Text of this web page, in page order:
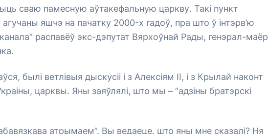
сваю памесную аўтакефальную царкву. Такі пункт
яшчэ на пачатку 2000-х гадоў, пра што ў інтэрв’ю
распавёў экс-дэпутат Вярхоўнай Рады, генэрал-маёр
былі ветлівыя дыскусіі і з Алексіям ІІ, і з Крылай наконт
царквы. Яны заяўлялі, што мы – “адзіны братэрскі
атрымаем”. Вы ведаеце, што яны мне сказалі? Ня